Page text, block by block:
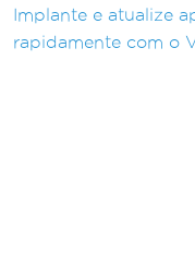
Implante e atualize
rapidamente com o